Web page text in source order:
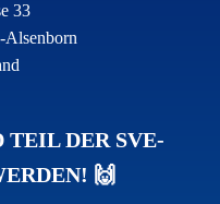
33
Alsenborn
TEIL DER SVE-
🙌